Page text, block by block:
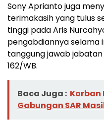
Sony Aprianto juga
terimakasih yang tulus
tinggi pada Aris
pengabdiannya selama
tanggung jawab
162/WB.
Baca Juga : Korban
Gabungan SAR